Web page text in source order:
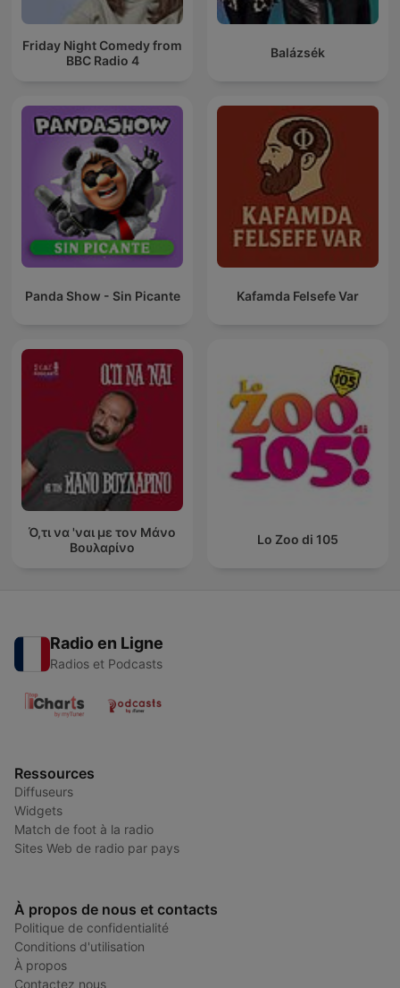
Friday Night Comedy from
BBC Radio 4
Balázsék
Panda Show - Sin Picante Kafamda Felsefe Var
Ό,τι να 'ναι με τον Μάνο
Βουλαρίνο
Lo Zoo di 105
Radio en Ligne
Radios et Podcasts
Ressources
Diffuseurs
Widgets
Match de foot à la radio
Sites Web de radio par pays
À propos de nous et contacts
Politique de confidentialité
Conditions d'utilisation
À propos
Contactez nous